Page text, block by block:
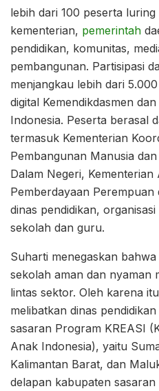
lebih dari 100 peserta luring
kementerian, pemerintah
pendidikan, komunitas,
pembangunan. Partisipasi
menjangkau lebih dari
digital Kemendikdasmen
Indonesia. Peserta berasal
termasuk Kementerian
Pembangunan Manusia
Dalam Negeri, Kementerian
Pemberdayaan
dinas pendidikan,
sekolah dan guru.
Suharti menegaskan
sekolah aman dan nyaman
lintas sektor. Oleh karena
melibatkan dinas
sasaran Program KREASI
Anak Indonesia), yaitu
Kalimantan Barat, dan
delapan kabupaten